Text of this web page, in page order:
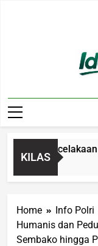
KILAS
Kecelakaan
Home
Info Polri
Humanis dan
Sembako hingga